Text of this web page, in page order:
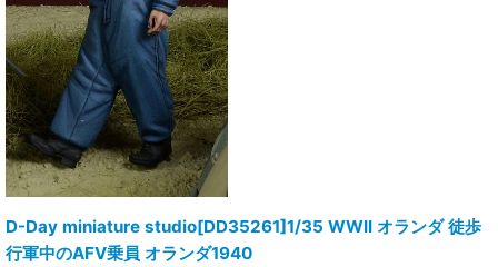
D-Day miniature studio[DD35261]1/35 WWII オランダ 徒歩
行軍中のAFV乗員 オランダ1940